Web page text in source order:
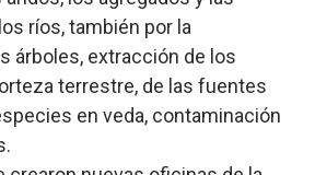
ríos, también por la
árboles, extracción de los
terrestre, de las fuentes
en veda, contaminación